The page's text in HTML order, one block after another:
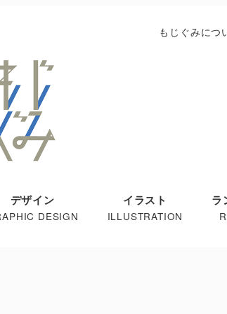
もじぐみにつ
デザイン
DESIGN
イラスト
ILLUSTRATION
ラ